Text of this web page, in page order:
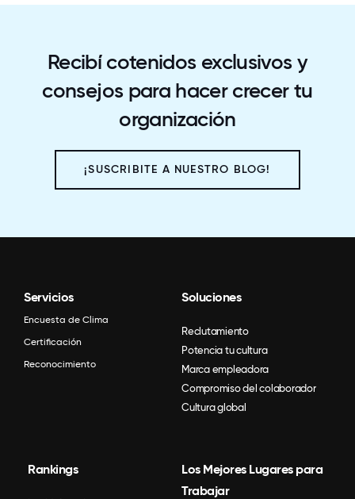
Recibí cotenidos exclusivos y
consejos para hacer crecer tu
organización
¡SUSCRIBITE A NUESTRO BLOG!
Servicios
Encuesta de Clima
Certificación
Reconocimiento
Soluciones
Reclutamiento
Potencia tu cultura
Marca empleadora
Compromiso del colaborador
Cultura global
Rankings
Los Mejores Lugares para
Trabajar